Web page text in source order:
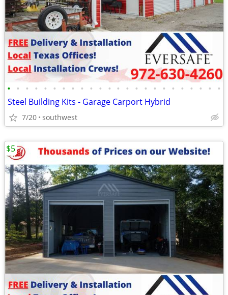
• • • • • • • • • • • • • • • • • • • • • • • •
Steel Building Kits - Garage Carport Hybrid
7/20 southwest
$5